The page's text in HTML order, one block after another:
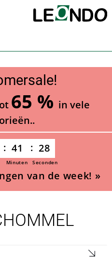
65 % in vele
41 27
Minuten Seconden
van de week! »